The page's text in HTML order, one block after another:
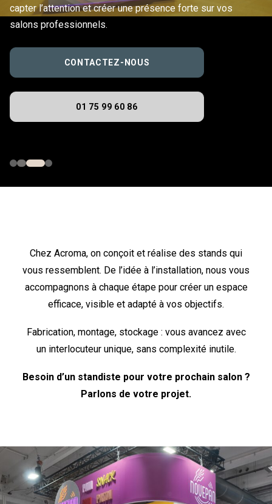
capter l’attention et créer une présence forte sur vos
salons professionnels.
CONTACTEZ-NOUS
01 75 99 60 86
Chez Acroma, on conçoit et réalise des stands qui
vous ressemblent. De l’idée à l’installation, nous vous
accompagnons à chaque étape pour créer un espace
efficace, visible et adapté à vos objectifs.
Fabrication, montage, stockage : vous avancez avec
un interlocuteur unique, sans complexité inutile.
Besoin d’un standiste pour votre prochain salon ?
Parlons de votre projet.